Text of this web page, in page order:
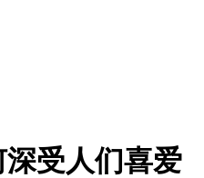
受人们喜爱